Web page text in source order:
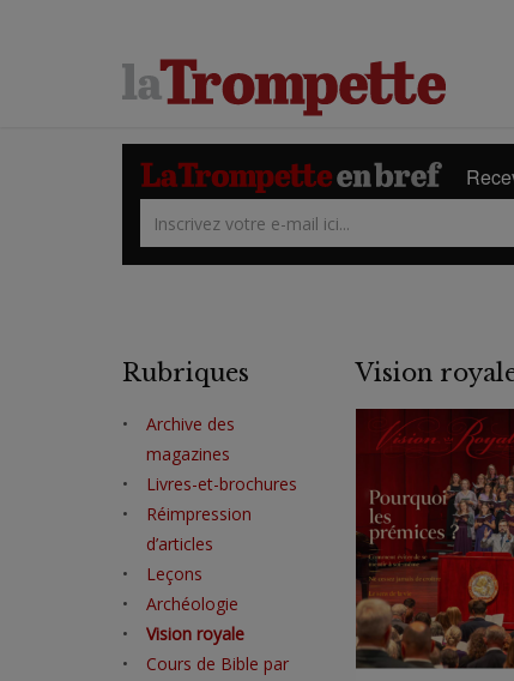
Rubriques
Archive des
magazines
Livres-et-brochures
Réimpression
d’articles
Leçons
Archéologie
Vision royale
Cours de Bible par
Vision